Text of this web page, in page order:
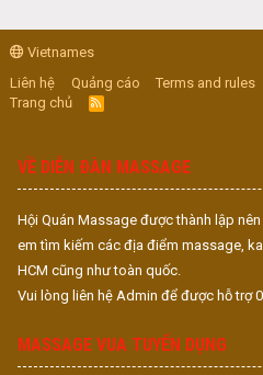
Vietnames
Liên hệ
Quảng cáo Terms and rules
Trang chủ
R
S
VỀ DIỄN ĐÀN MASSAGE
Hội Quán Massage được thành lập
em tìm kiếm các địa điểm massage,
HCM cũng như toàn quốc.
Vui lòng liên hệ Admin để được hỗ trợ
MASSAGE VUA TUYỂN DỤNG